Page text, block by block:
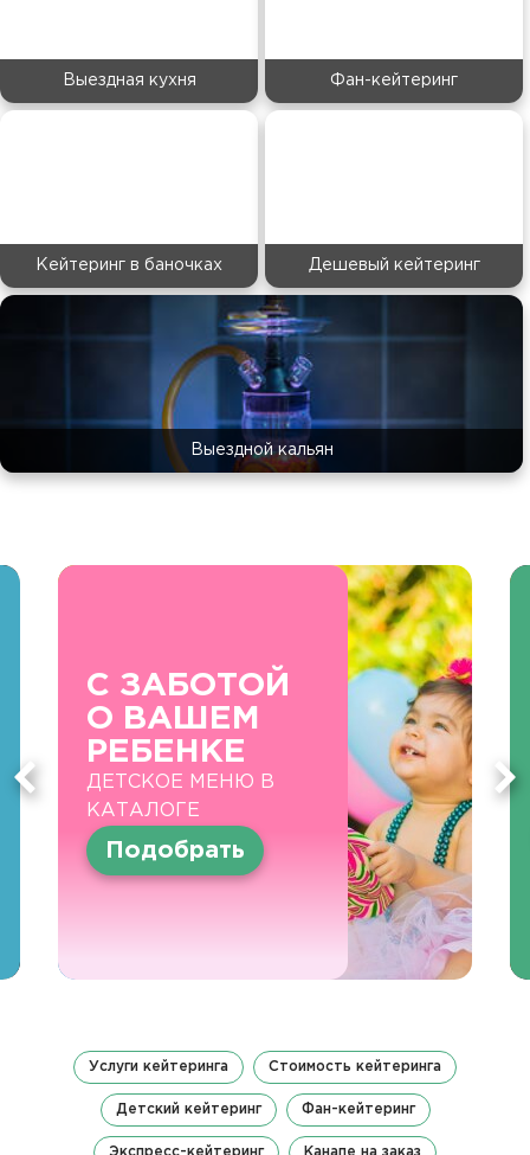
Выездная кухня Фан-кейтеринг
Кейтеринг в баночках Дешевый кейтеринг
Выездной кальян
С ЗАБОТОЙ
О ВАШЕМ
РЕБЕНКЕ
ДЕТСКОЕ МЕНЮ В
КАТАЛОГЕ
Подобрать
Услуги кейтеринга Стоимость кейтеринга
Детский кейтеринг Фан-кейтеринг
Экспресс-кейтеринг Канапе на заказ